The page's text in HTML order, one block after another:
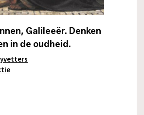
Galileeër. Denken
in de oudheid.